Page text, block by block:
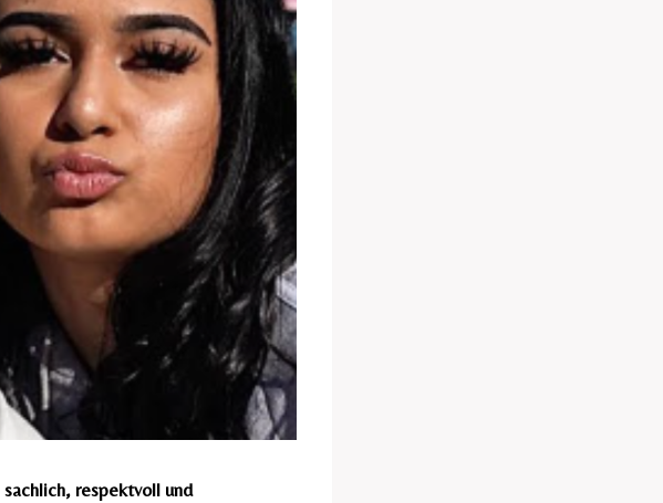
sachlich, respektvoll und